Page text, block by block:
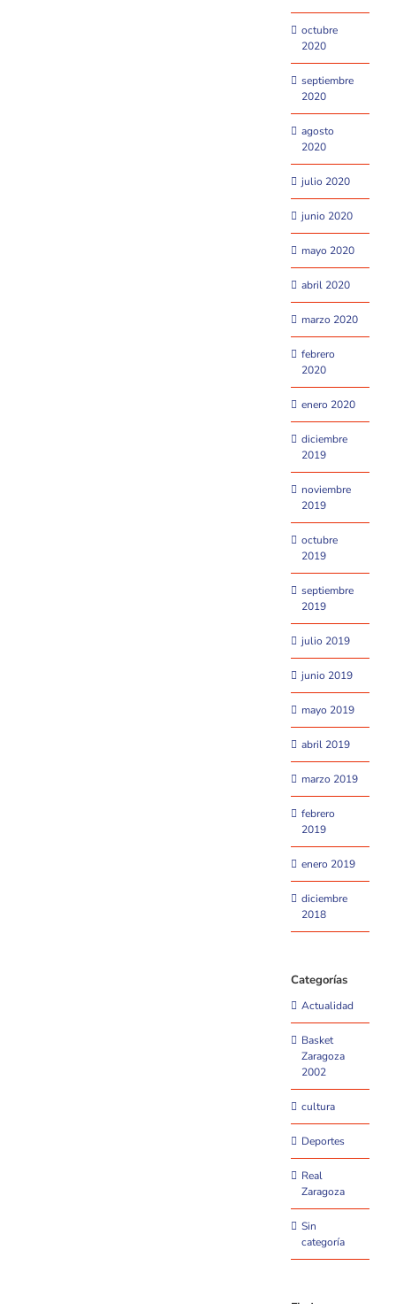
octubre
2020
septiembre
2020
agosto
2020
julio 2020
junio 2020
mayo 2020
abril 2020
marzo 2020
febrero
2020
enero 2020
diciembre
2019
noviembre
2019
octubre
2019
septiembre
2019
julio 2019
junio 2019
mayo 2019
abril 2019
marzo 2019
febrero
2019
enero 2019
diciembre
2018
Categorías
Actualidad
Basket
Zaragoza
2002
cultura
Deportes
Real
Zaragoza
Sin
categoría